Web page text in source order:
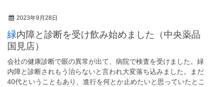
2023年9月28日
緑内障と診断を受け飲み始めました（中央薬品
国見店）
会社の健康診断で眼の異常が出て、病院で検査を受けました。緑
内障と診断されもう治らないと言われ大変落ち込みました。まだ
40代ということもあり、進行を何とか止めたいと思っていたとこ